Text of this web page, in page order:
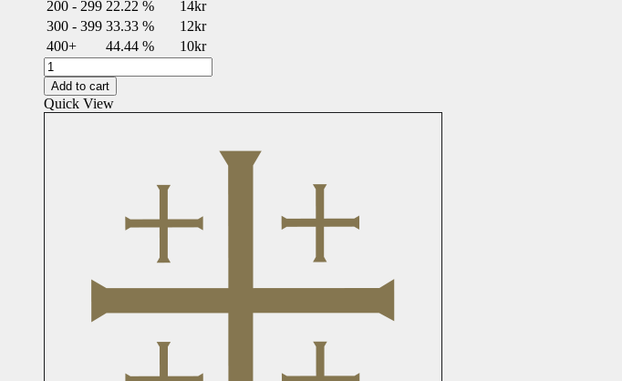
200 - 299 22.22 % 14kr
300 - 399 33.33 % 12kr
400+
44.44 % 10kr
Konfirmationsminne
med
guldtryck
(5010)
Add to cart
Quick View